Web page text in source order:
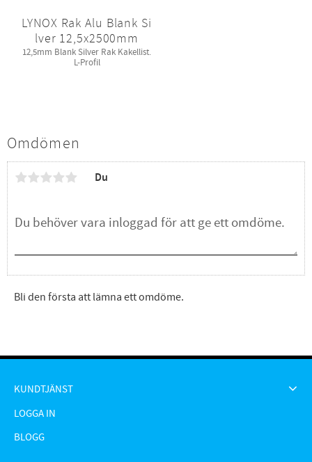
Omdömen
Du
Bli den första att lämna ett omdöme.
LYNOX Rak Alu Blank Si
lver 12,5x2500mm
12,5mm Blank Silver Rak Kakellist.
L-Profil
KUNDTJÄNST
LOGGA IN
BLOGG